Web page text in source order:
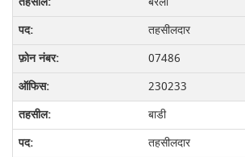
तहसीलदार
07486
230233
बाडी
तहसीलदार